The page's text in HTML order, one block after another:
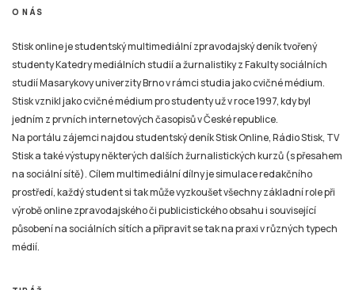
O NÁS
Stisk online je studentský multimediální zpravodajský deník tvořený
studenty Katedry mediálních studií a žurnalistiky z Fakulty sociálních
studií Masarykovy univerzity Brno v rámci studia jako cvičné médium.
Stisk vznikl jako cvičné médium pro studenty už v roce 1997, kdy byl
jedním z prvních internetových časopisů v České republice.
Na portálu zájemci najdou studentský deník Stisk Online, Rádio Stisk, TV
Stisk a také výstupy některých dalších žurnalistických kurzů (s přesahem
na sociální sítě). Cílem multimediální dílny je simulace redakčního
prostředí, každý student si tak může vyzkoušet všechny základní role při
výrobě online zpravodajského či publicistického obsahu i související
působení na sociálních sítích a připravit se tak na praxi v různých typech
médií.